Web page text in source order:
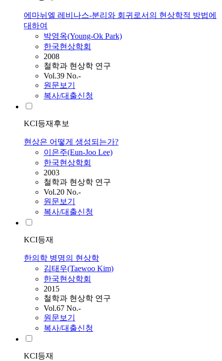
에마뉘엘 레비나스-분리와 회귀로서의 현상학적 방법에
대하여
박영옥(Young-Ok Park)
한국현상학회
2008
철학과 현상학 연구
Vol.39 No.-
원문보기
복사/대출신청
KCI등재후보
현상은 어떻게 생성되는가?
이은주(Eun-Joo Lee)
한국현상학회
2003
철학과 현상학 연구
Vol.20 No.-
원문보기
복사/대출신청
KCI등재
한의학 병명의 현상학
김태우(Taewoo Kim)
한국현상학회
2015
철학과 현상학 연구
Vol.67 No.-
원문보기
복사/대출신청
KCI등재